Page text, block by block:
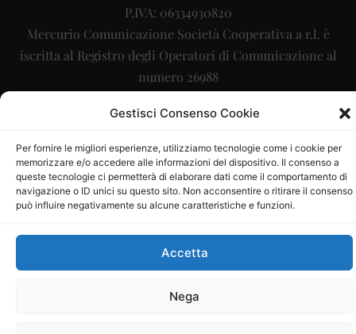
Gestisci Consenso Cookie
Per fornire le migliori esperienze, utilizziamo tecnologie come i cookie per
memorizzare e/o accedere alle informazioni del dispositivo. Il consenso a
queste tecnologie ci permetterà di elaborare dati come il comportamento di
navigazione o ID unici su questo sito. Non acconsentire o ritirare il consenso
può influire negativamente su alcune caratteristiche e funzioni.
Accetta
Nega
P.IVA: 06334930820
Mercurio Comunicazione Società Cooperativa a r.l. è
iscritta al Registro degli Operatori di Comunicazione al
numero 26988
Sito gestito daLa Digitale srl–info@ladigitale.it